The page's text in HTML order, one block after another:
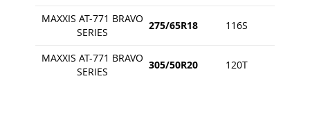
MAXXIS AT-771 BRAVO
SERIES
275/65R18 116S
MAXXIS AT-771 BRAVO
SERIES
305/50R20 120T